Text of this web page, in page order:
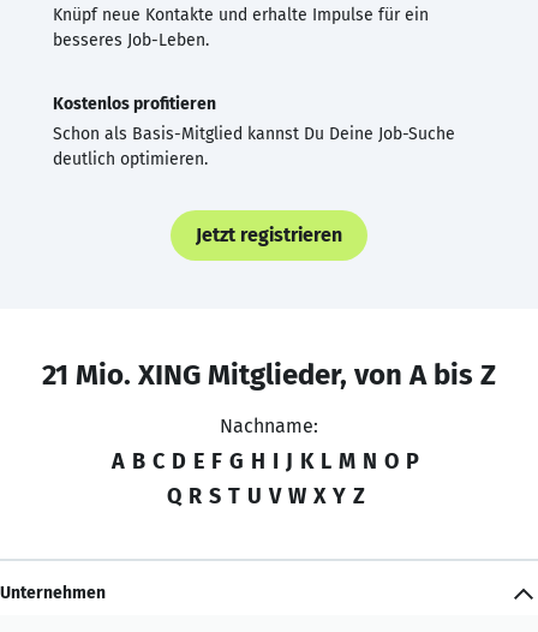
Knüpf neue Kontakte und erhalte Impulse für ein
besseres Job-Leben.
Kostenlos profitieren
Schon als Basis-Mitglied kannst Du Deine Job-Suche
deutlich optimieren.
Jetzt registrieren
21 Mio. XING Mitglieder, von A bis Z
Nachname:
A B C D E F G H I J K L M N O P
Q R S T U V W X Y Z
Unternehmen